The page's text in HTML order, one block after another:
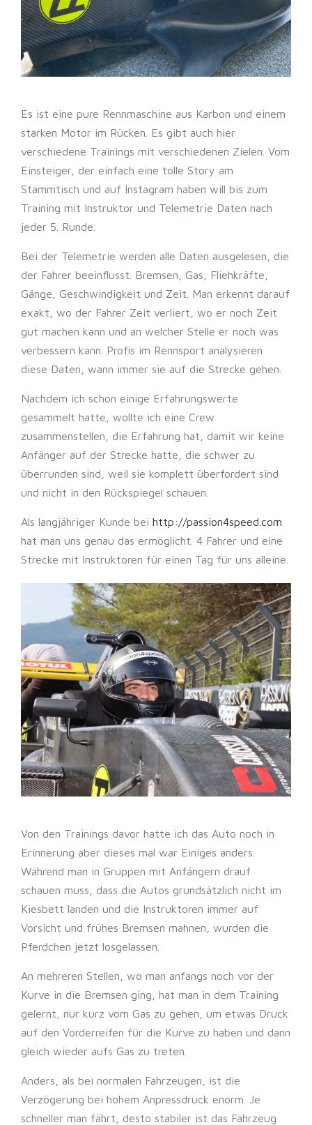
Es ist eine pure Rennmaschine aus Karbon und einem
starken Motor im Rücken. Es gibt auch hier
verschiedene Trainings mit verschiedenen Zielen. Vom
Einsteiger, der einfach eine tolle Story am
Stammtisch und auf Instagram haben will bis zum
Training mit Instruktor und Telemetrie Daten nach
jeder 5. Runde.
Bei der Telemetrie werden alle Daten ausgelesen, die
der Fahrer beeinflusst. Bremsen, Gas, Fliehkräfte,
Gänge, Geschwindigkeit und Zeit. Man erkennt darauf
exakt, wo der Fahrer Zeit verliert, wo er noch Zeit
gut machen kann und an welcher Stelle er noch was
verbessern kann. Profis im Rennsport analysieren
diese Daten, wann immer sie auf die Strecke gehen.
Nachdem ich schon einige Erfahrungswerte
gesammelt hatte, wollte ich eine Crew
zusammenstellen, die Erfahrung hat, damit wir keine
Anfänger auf der Strecke hatte, die schwer zu
überrunden sind, weil sie komplett überfordert sind
und nicht in den Rückspiegel schauen.
Als langjähriger Kunde bei http://passion4speed.com
hat man uns genau das ermöglicht. 4 Fahrer und eine
Strecke mit Instruktoren für einen Tag für uns alleine.
Von den Trainings davor hatte ich das Auto noch in
Erinnerung aber dieses mal war Einiges anders.
Während man in Gruppen mit Anfängern drauf
schauen muss, dass die Autos grundsätzlich nicht im
Kiesbett landen und die Instruktoren immer auf
Vorsicht und frühes Bremsen mahnen, wurden die
Pferdchen jetzt losgelassen.
An mehreren Stellen, wo man anfangs noch vor der
Kurve in die Bremsen ging, hat man in dem Training
gelernt, nur kurz vom Gas zu gehen, um etwas Druck
auf den Vorderreifen für die Kurve zu haben und dann
gleich wieder aufs Gas zu treten.
Anders, als bei normalen Fahrzeugen, ist die
Verzögerung bei hohem Anpressdruck enorm. Je
schneller man fährt, desto stabiler ist das Fahrzeug